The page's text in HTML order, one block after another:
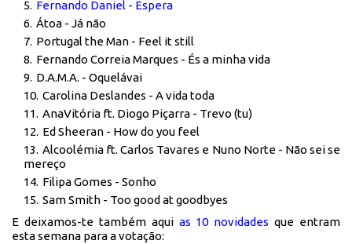
Fernando Daniel - Espera
Átoa - Já não
Portugal the Man - Feel it still
Fernando Correia Marques - És a minha vida
D.A.M.A. - Oquelávai
Carolina Deslandes - A vida toda
AnaVitória ft. Diogo Piçarra - Trevo (tu)
Ed Sheeran - How do you feel
Alcoolémia ft. Carlos Tavares e Nuno Norte - Não sei se
mereço
Filipa Gomes - Sonho
Sam Smith - Too good at goodbyes
E deixamos-te também aqui as 10 novidades que entram
esta semana para a votação: